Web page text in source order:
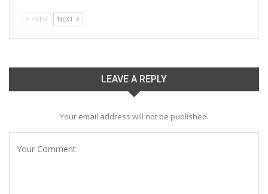
PREV NEXT
LEAVE A REPLY
Your email address will not be published.